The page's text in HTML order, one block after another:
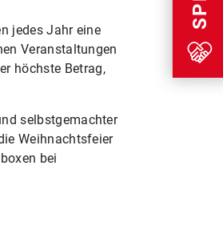
jedes Jahr eine
Veranstaltungen
höchste Betrag,
selbstgemachter
Weihnachtsfeier
bei